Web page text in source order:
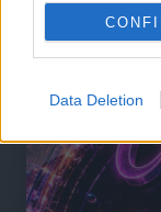
Data Deletion